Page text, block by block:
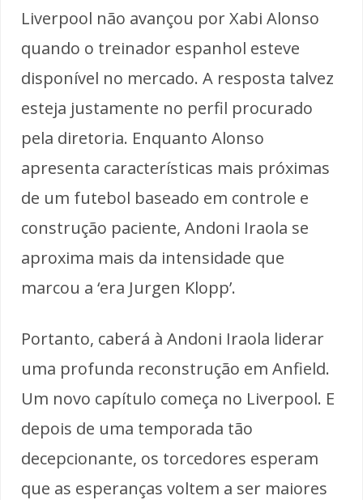
Liverpool não avançou por Xabi Alonso
quando o treinador espanhol esteve
disponível no mercado. A resposta talvez
esteja justamente no perfil procurado
pela diretoria. Enquanto Alonso
apresenta características mais próximas
de um futebol baseado em controle e
construção paciente, Andoni Iraola se
aproxima mais da intensidade que
marcou a ‘era Jurgen Klopp’.
Portanto, caberá à Andoni Iraola liderar
uma profunda reconstrução em Anfield.
Um novo capítulo começa no Liverpool. E
depois de uma temporada tão
decepcionante, os torcedores esperam
que as esperanças voltem a ser maiores